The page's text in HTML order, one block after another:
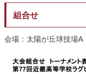
組合せ
会場：太陽が丘球技場